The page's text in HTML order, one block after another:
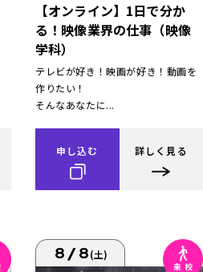
【オンライン】1日で分か
る！映像業界の仕事（映像
学科）
テレビが好き！映画が好き！動画を
作りたい！
そんなあなたに...
申し込む 詳しく見る
8/8(土)